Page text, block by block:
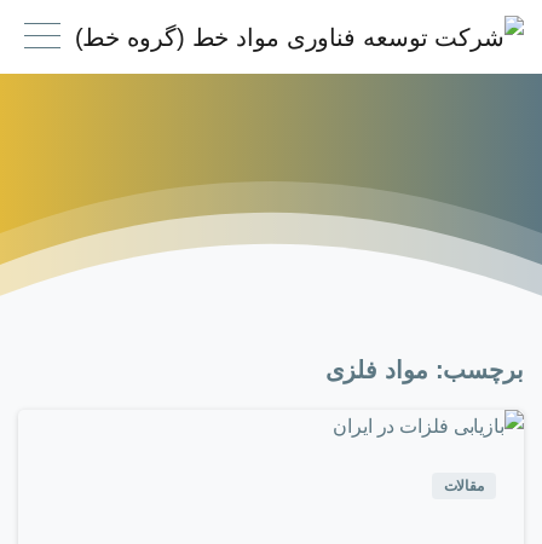
برچسب: مواد فلزی
مقالات